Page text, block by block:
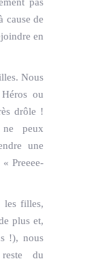
cause de
en
Nous
ou
drôle !
ne peux
une
Preeee-
les filles,
plus et,
!), nous
du